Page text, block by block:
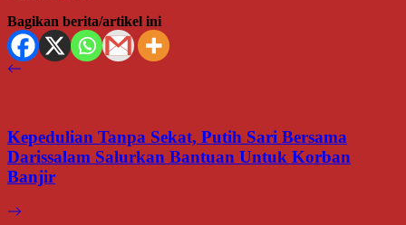
Bagikan berita/artikel ini
Kepedulian Tanpa Sekat, Putih Sari Bersama
Darissalam Salurkan Bantuan Untuk Korban
Banjir